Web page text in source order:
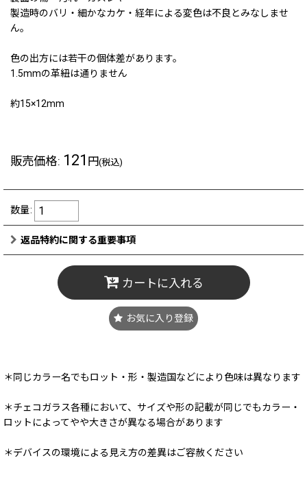
製造時のバリ・細かなカケ・経年による変色は不良とみなしませ
ん。
色の出方には若干の個体差があります。
1.5mmの革紐は通りません
約15×12mm
販売価格: 121 円(税込)
数量:
返品特約に関する重要事項
カートに入れる
お気に入り登録
＊同じカラー名でもロット・形・製造国などにより色味は異なります
＊チェコガラス各種において、サイズや形の記載が同じでもカラー・
ロットによってやや大きさが異なる場合があります
＊デバイスの環境による見え方の差異はご容赦ください